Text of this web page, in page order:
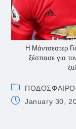
Η Μάντσεστερ
ξέσπασε για
Post
category:
ΠΟΔΟΣΦΑΙΡΟ
PostJanuary 30,